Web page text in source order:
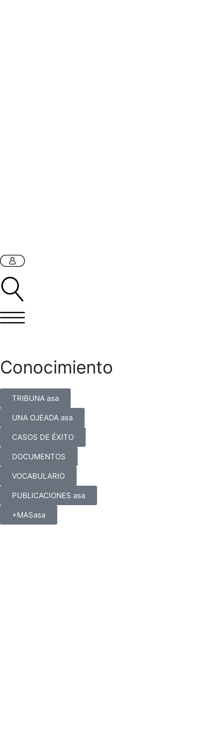
Conocimiento
TRIBUNA asa
UNA OJEADA asa
CASOS DE ÉXITO
DOCUMENTOS
VOCABULARIO
PUBLICACIONES asa
+MASasa